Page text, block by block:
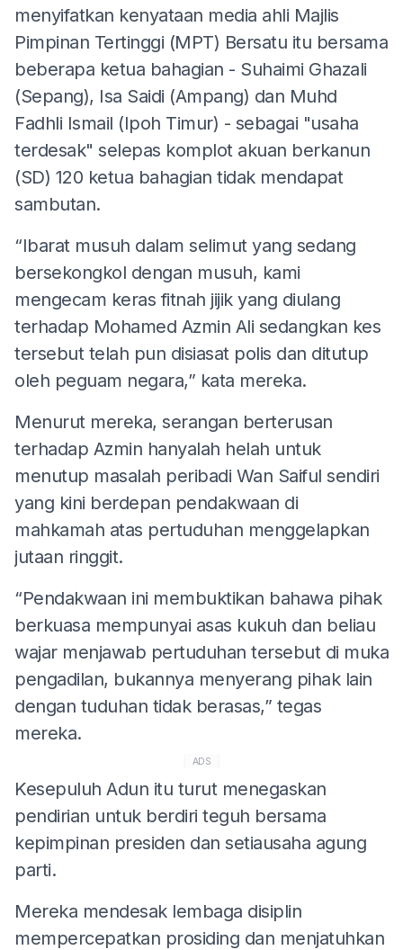
menyifatkan kenyataan media ahli Majlis
Pimpinan Tertinggi (MPT) Bersatu itu bersama
beberapa ketua bahagian - Suhaimi Ghazali
(Sepang), Isa Saidi (Ampang) dan Muhd
Fadhli Ismail (Ipoh Timur) - sebagai "usaha
terdesak" selepas komplot akuan berkanun
(SD) 120 ketua bahagian tidak mendapat
sambutan.
“Ibarat musuh dalam selimut yang sedang
bersekongkol dengan musuh, kami
mengecam keras fitnah jijik yang diulang
terhadap Mohamed Azmin Ali sedangkan kes
tersebut telah pun disiasat polis dan ditutup
oleh peguam negara,” kata mereka.
Menurut mereka, serangan berterusan
terhadap Azmin hanyalah helah untuk
menutup masalah peribadi Wan Saiful sendiri
yang kini berdepan pendakwaan di
mahkamah atas pertuduhan menggelapkan
jutaan ringgit.
“Pendakwaan ini membuktikan bahawa pihak
berkuasa mempunyai asas kukuh dan beliau
wajar menjawab pertuduhan tersebut di muka
pengadilan, bukannya menyerang pihak lain
dengan tuduhan tidak berasas,” tegas
mereka.
ADS
Kesepuluh Adun itu turut menegaskan
pendirian untuk berdiri teguh bersama
kepimpinan presiden dan setiausaha agung
parti.
Mereka mendesak lembaga disiplin
mempercepatkan prosiding dan menjatuhkan